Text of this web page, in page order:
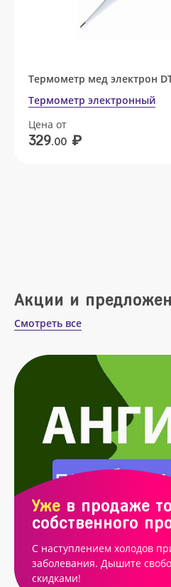
Термометр мед электрон
Термометр электронный
Цена от
329.00 ₽
Акции и
Смотреть все
Уже в продаже
собственного
С наступлением холодов
заболевания. Дышите
скидками!